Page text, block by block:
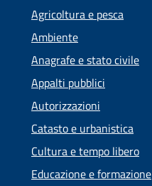
Agricoltura e pesca
Ambiente
Anagrafe e stato civile
Appalti pubblici
Autorizzazioni
Catasto e urbanistica
Cultura e tempo libero
Educazione e formazione